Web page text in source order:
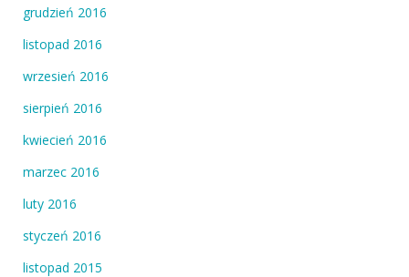
grudzień 2016
listopad 2016
wrzesień 2016
sierpień 2016
kwiecień 2016
marzec 2016
luty 2016
styczeń 2016
listopad 2015